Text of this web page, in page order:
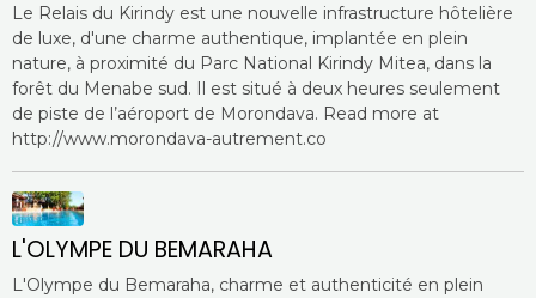
Le Relais du Kirindy est une nouvelle infrastructure hôtelière
de luxe, d'une charme authentique, implantée en plein
nature, à proximité du Parc National Kirindy Mitea, dans la
forêt du Menabe sud. Il est situé à deux heures seulement
de piste de l’aéroport de Morondava. Read more at
http://www.morondava-autrement.co
L'OLYMPE DU BEMARAHA
L'Olympe du Bemaraha, charme et authenticité en plein